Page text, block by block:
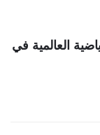
العالمية في